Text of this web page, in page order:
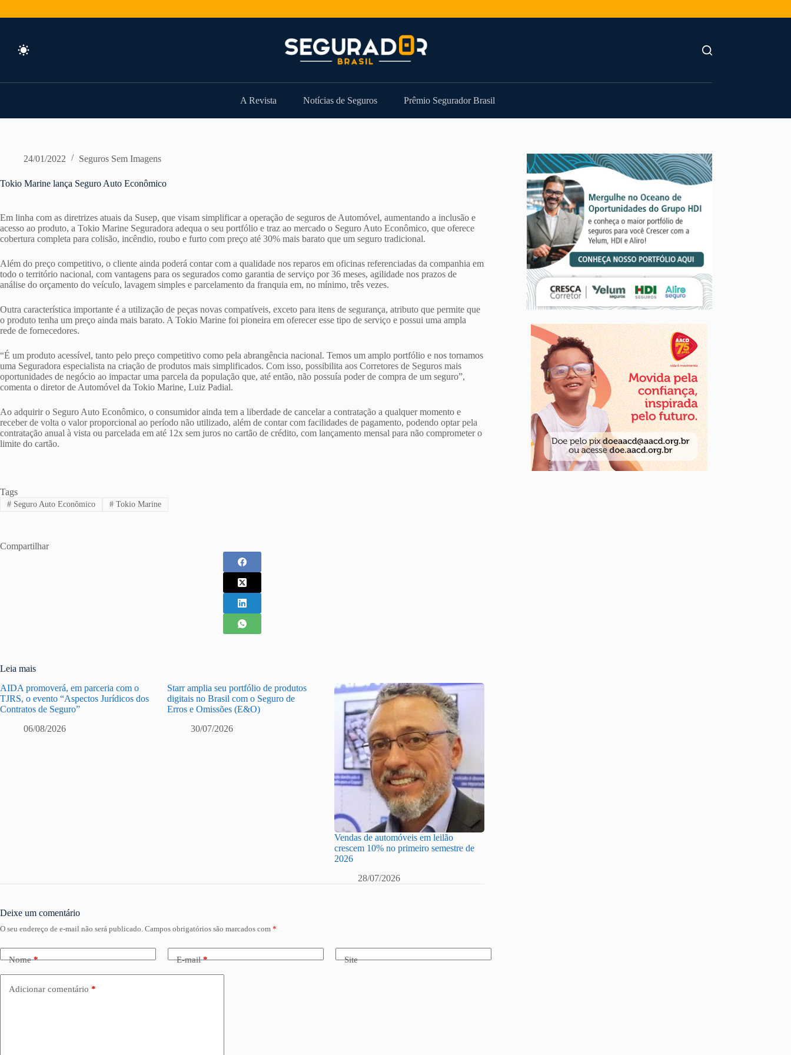
A Revista Notícias de Seguros Prêmio Segurador Brasil
24/01/2022 Seguros Sem Imagens
Tokio Marine lança Seguro Auto Econômico
Em linha com as diretrizes atuais da Susep, que visam simplificar a operação de seguros de Automóvel, aumentando a inclusão e
acesso ao produto, a Tokio Marine Seguradora adequa o seu portfólio e traz ao mercado o Seguro Auto Econômico, que oferece
cobertura completa para colisão, incêndio, roubo e furto com preço até 30% mais barato que um seguro tradicional.
Além do preço competitivo, o cliente ainda poderá contar com a qualidade nos reparos em oficinas referenciadas da companhia em
todo o território nacional, com vantagens para os segurados como garantia de serviço por 36 meses, agilidade nos prazos de
análise do orçamento do veículo, lavagem simples e parcelamento da franquia em, no mínimo, três vezes.
Outra característica importante é a utilização de peças novas compatíveis, exceto para itens de segurança, atributo que permite que
o produto tenha um preço ainda mais barato. A Tokio Marine foi pioneira em oferecer esse tipo de serviço e possui uma ampla
rede de fornecedores.
“É um produto acessível, tanto pelo preço competitivo como pela abrangência nacional. Temos um amplo portfólio e nos tornamos
uma Seguradora especialista na criação de produtos mais simplificados. Com isso, possibilita aos Corretores de Seguros mais
oportunidades de negócio ao impactar uma parcela da população que, até então, não possuía poder de compra de um seguro”,
comenta o diretor de Automóvel da Tokio Marine, Luiz Padial.
Ao adquirir o Seguro Auto Econômico, o consumidor ainda tem a liberdade de cancelar a contratação a qualquer momento e
receber de volta o valor proporcional ao período não utilizado, além de contar com facilidades de pagamento, podendo optar pela
contratação anual à vista ou parcelada em até 12x sem juros no cartão de crédito, com lançamento mensal para não comprometer o
limite do cartão.
Tags
#Seguro Auto Econômico #Tokio Marine
Compartilhar
Leia mais
AIDA promoverá, em parceria com o
TJRS, o evento “Aspectos Jurídicos dos
Contratos de Seguro”
06/08/2026
Starr amplia seu portfólio de produtos
digitais no Brasil com o Seguro de
Erros e Omissões (E&O)
30/07/2026
Vendas de automóveis em leilão
crescem 10% no primeiro semestre de
2026
28/07/2026
Deixe um comentário
O seu endereço de e-mail não será publicado. Campos obrigatórios são marcados com *
Nome* E-mail* Site
Adicionar comentário *